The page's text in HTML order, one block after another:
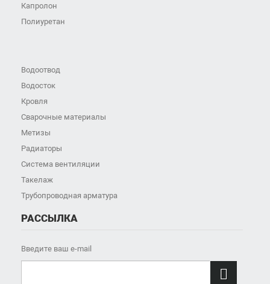
Капролон
Полиуретан
Водоотвод
Водосток
Кровля
Сварочные материалы
Метизы
Радиаторы
Система вентиляции
Такелаж
Трубопроводная арматура
РАССЫЛКА
Введите ваш e-mail
